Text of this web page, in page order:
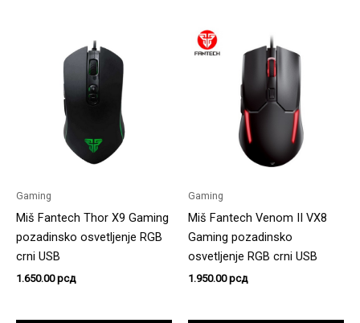
Gaming
Miš Fantech Thor X9 Gaming
pozadinsko osvetljenje RGB
crni USB
1.650.00рсд
Gaming
Miš Fantech Venom II VX8
Gaming pozadinsko
osvetljenje RGB crni USB
1.950.00рсд